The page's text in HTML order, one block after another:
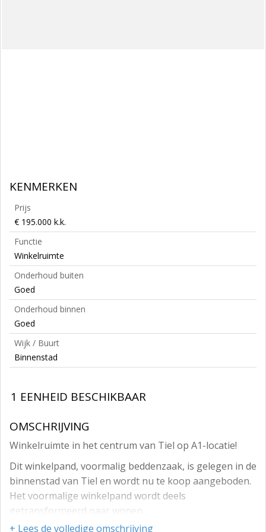
KENMERKEN
Prijs
€ 195.000 k.k.
Functie
Winkelruimte
Onderhoud buiten
Goed
Onderhoud binnen
Goed
Wijk / Buurt
Binnenstad
1 EENHEID BESCHIKBAAR
OMSCHRIJVING
Winkelruimte in het centrum van Tiel op A1-locatie!
Dit winkelpand, voormalig beddenzaak, is gelegen in de
binnenstad van Tiel en wordt nu te koop aangeboden.
Het voormalige winkelpand wordt deels
getransformeerd naar wonen.
+ Lees de volledige omschrijving